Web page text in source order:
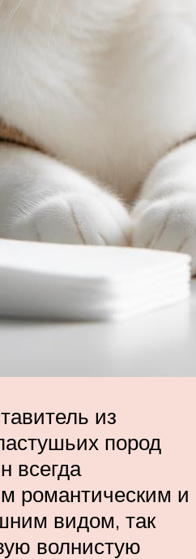
из
пород
всегда
романтическим и
видом, так
волнистую